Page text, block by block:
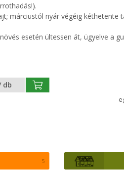
márciustól nyár végéig kéthetente
esetén ültessen át, ügyelve a
db
5